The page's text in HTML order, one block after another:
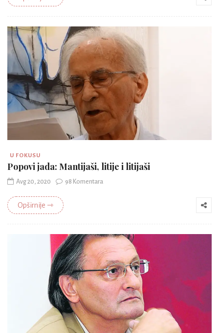
U FOKUSU
Popovi jada: Mantijaši, litije i litijaši
Avg 20, 2020 98 Komentara
Opširnije ⇾